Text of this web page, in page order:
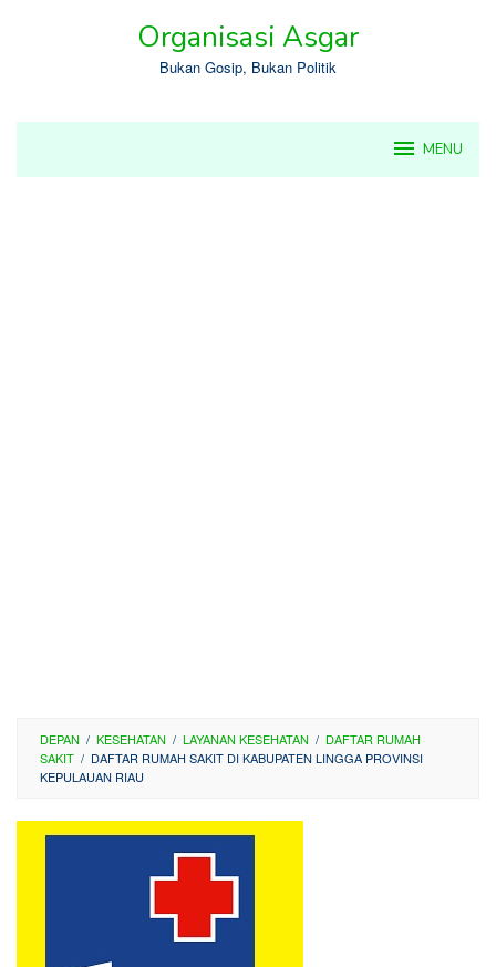
Organisasi Asgar
Bukan Gosip, Bukan Politik
MENU
DEPAN / KESEHATAN / LAYANAN KESEHATAN / DAFTAR RUMAH
SAKIT / DAFTAR RUMAH SAKIT DI KABUPATEN LINGGA PROVINSI
KEPULAUAN RIAU